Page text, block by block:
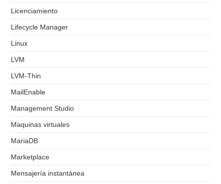
Licenciamiento
Lifecycle Manager
Linux
LVM
LVM-Thin
MailEnable
Management Studio
Maquinas virtuales
MariaDB
Marketplace
Mensajería instantánea